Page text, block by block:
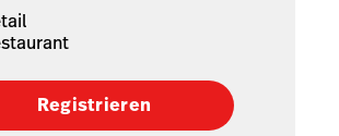
Registrieren